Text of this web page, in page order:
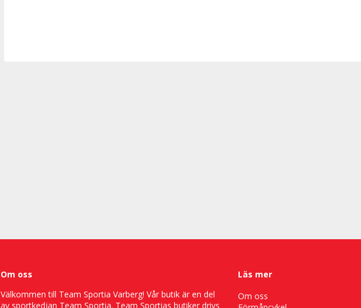
Om oss
Välkommen till Team Sportia Varberg! Vår butik är en del
av sportkedjan Team Sportia. Team Sportias butiker drivs
Läs mer
Om oss